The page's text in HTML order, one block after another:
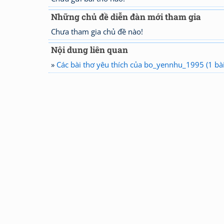
Những chủ đề diễn đàn mới tham gia
Chưa tham gia chủ đề nào!
Nội dung liên quan
» Các bài thơ yêu thích của bo_yennhu_1995 (1